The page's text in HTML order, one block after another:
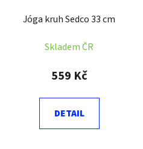
Jóga kruh Sedco 33 cm
Skladem ČR
559 Kč
DETAIL